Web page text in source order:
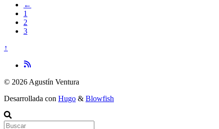
←
1
2
3
↑
© 2026 Agustín Ventura
Desarrollada con Hugo & Blowfish